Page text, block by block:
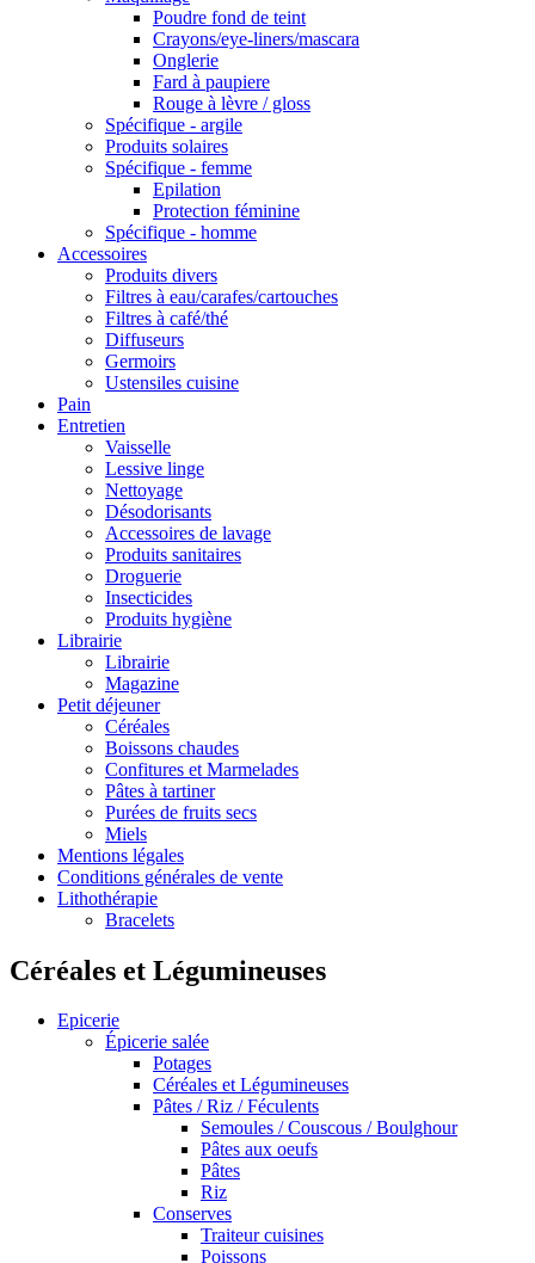
Poudre fond de teint
Crayons/eye-liners/mascara
Onglerie
Fard à paupiere
Rouge à lèvre / gloss
Spécifique - argile
Produits solaires
Spécifique - femme
Epilation
Protection féminine
Spécifique - homme
Accessoires
Produits divers
Filtres à eau/carafes/cartouches
Filtres à café/thé
Diffuseurs
Germoirs
Ustensiles cuisine
Pain
Entretien
Vaisselle
Lessive linge
Nettoyage
Désodorisants
Accessoires de lavage
Produits sanitaires
Droguerie
Insecticides
Produits hygiène
Librairie
Librairie
Magazine
Petit déjeuner
Céréales
Boissons chaudes
Confitures et Marmelades
Pâtes à tartiner
Purées de fruits secs
Miels
Mentions légales
Conditions générales de vente
Lithothérapie
Bracelets
Céréales et Légumineuses
Epicerie
Épicerie salée
Potages
Céréales et Légumineuses
Pâtes / Riz / Féculents
Semoules / Couscous / Boulghour
Pâtes aux oeufs
Pâtes
Riz
Conserves
Traiteur cuisines
Poissons